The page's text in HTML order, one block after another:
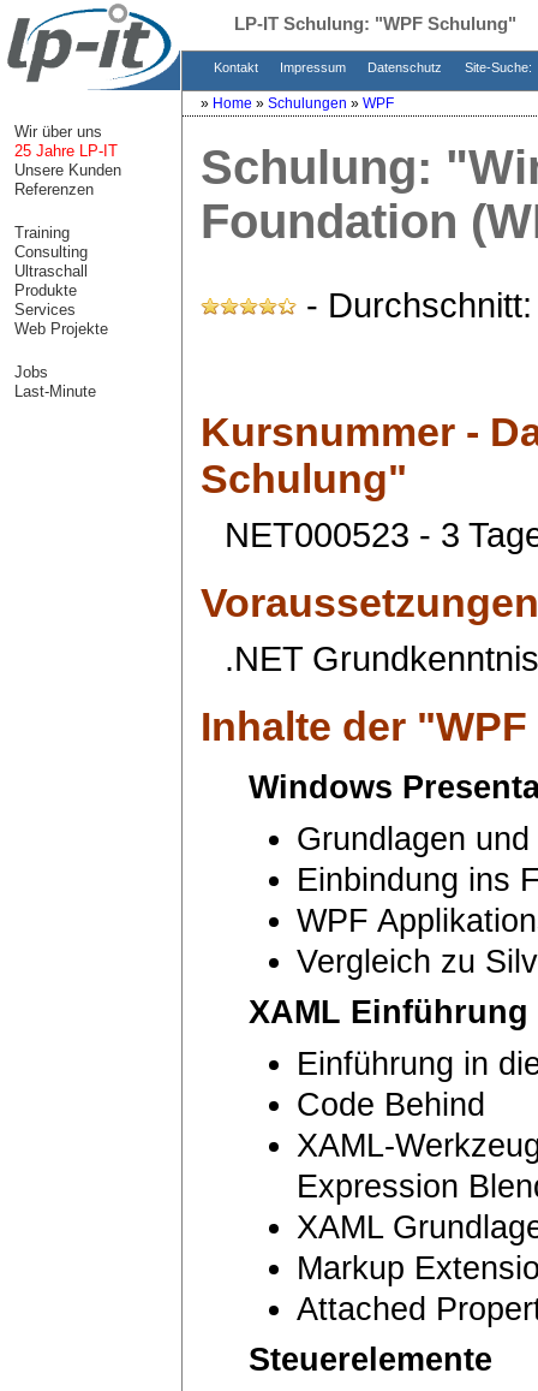
LP-IT Schulung: "WPF Schulung"
Kontakt Impressum Datenschutz Site-Suche:
» Home » Schulungen » WPF
Schulung:
Foundation
-
Kursnummer -
Schulung"
NET000523 - 3
Voraussetzungen
.NET
Inhalte der "
Windows
Grundlagen
Einbindung ins
WPF
Vergleich zu
XAML Einführung
Einführung in
Code Behind
XAML-
Expression
XAML
Markup
Attached
Steuerelemente
Wir über uns
25 Jahre LP-IT
Unsere Kunden
Referenzen
Training
Consulting
Ultraschall
Produkte
Services
Web Projekte
Jobs
Last-Minute